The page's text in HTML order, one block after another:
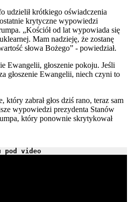
udzielił krótkiego oświadczenia
krytyczne wypowiedzi
„Kościół od lat wypowiada się
Mam nadzieję, że zostanę
słowa Bożego” - powiedział.
Ewangelii, głoszenie pokoju. Jeśli
głoszenie Ewangelii, niech czyni to
który zabrał głos dziś rano, teraz sam
wypowiedzi prezydenta Stanów
który ponownie skrytykował
pod video